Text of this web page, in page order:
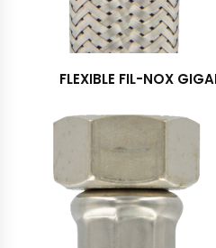
FLEXIBLE FIL-NOX